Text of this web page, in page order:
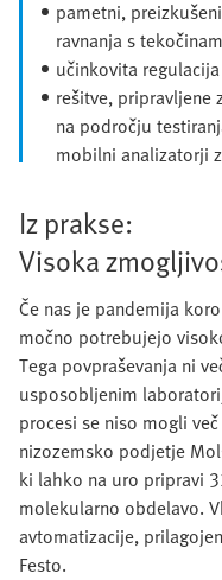
pametni,
ravnanja s
učinkovita
rešitve, pripravljene
na področju
mobilni analizatorji
Iz prakse:
Visoka
Če nas je pandemija
močno potrebujejo
Tega povpraševanja ni
usposobljenim
procesi se niso mogli
nizozemsko podjetje
ki lahko na uro pripravi
molekularno obdelavo.
avtomatizacije,
Festo.